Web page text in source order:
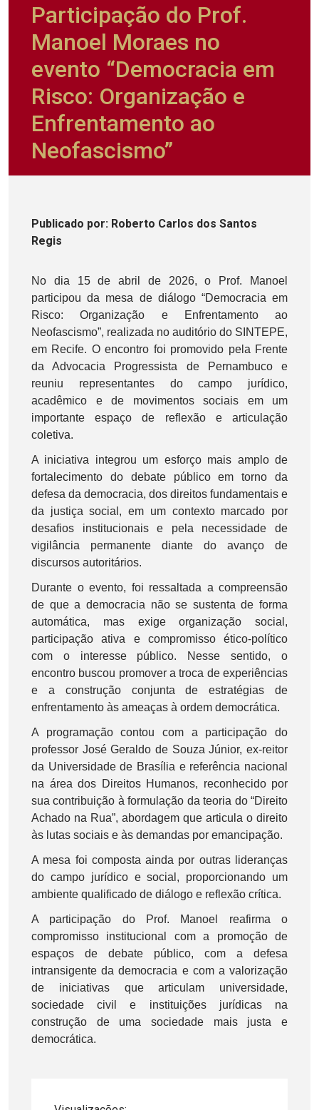
Participação do Prof.
Manoel Moraes no
evento “Democracia em
Risco: Organização e
Enfrentamento ao
Neofascismo”
Publicado por: Roberto Carlos dos Santos
Regis
No dia 15 de abril de 2026, o Prof. Manoel
participou da mesa de diálogo “Democracia em
Risco: Organização e Enfrentamento ao
Neofascismo”, realizada no auditório do SINTEPE,
em Recife. O encontro foi promovido pela Frente
da Advocacia Progressista de Pernambuco e
reuniu representantes do campo jurídico,
acadêmico e de movimentos sociais em um
importante espaço de reflexão e articulação
coletiva.
A iniciativa integrou um esforço mais amplo de
fortalecimento do debate público em torno da
defesa da democracia, dos direitos fundamentais e
da justiça social, em um contexto marcado por
desafios institucionais e pela necessidade de
vigilância permanente diante do avanço de
discursos autoritários.
Durante o evento, foi ressaltada a compreensão
de que a democracia não se sustenta de forma
automática, mas exige organização social,
participação ativa e compromisso ético-político
com o interesse público. Nesse sentido, o
encontro buscou promover a troca de experiências
e a construção conjunta de estratégias de
enfrentamento às ameaças à ordem democrática.
A programação contou com a participação do
professor José Geraldo de Souza Júnior, ex-reitor
da Universidade de Brasília e referência nacional
na área dos Direitos Humanos, reconhecido por
sua contribuição à formulação da teoria do “Direito
Achado na Rua”, abordagem que articula o direito
às lutas sociais e às demandas por emancipação.
A mesa foi composta ainda por outras lideranças
do campo jurídico e social, proporcionando um
ambiente qualificado de diálogo e reflexão crítica.
A participação do Prof. Manoel reafirma o
compromisso institucional com a promoção de
espaços de debate público, com a defesa
intransigente da democracia e com a valorização
de iniciativas que articulam universidade,
sociedade civil e instituições jurídicas na
construção de uma sociedade mais justa e
democrática.